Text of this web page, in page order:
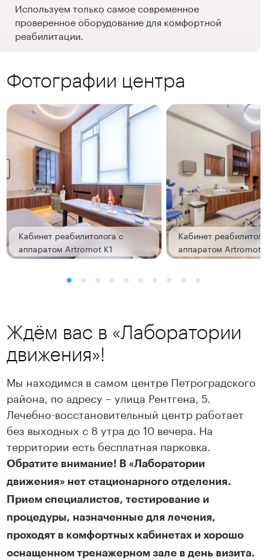
Используем только самое современное
проверенное оборудование для комфортной
реабилитации.
Фотографии центра
Кабинет реабилитолога с
аппаратом Artromot K1
Кабинет
аппаратом Artromot
Ждём вас в «Лаборатории
движения»!
Мы находимся в самом центре Петроградского
района, по адресу – улица Рентгена, 5.
Лечебно-восстановительный центр работает
без выходных с 8 утра до 10 вечера. На
территории есть бесплатная парковка.
Обратите внимание! В «Лаборатории
движения» нет стационарного отделения.
Прием специалистов, тестирование и
процедуры, назначенные для лечения,
проходят в комфортных кабинетах и хорошо
оснащенном тренажерном зале в день визита.